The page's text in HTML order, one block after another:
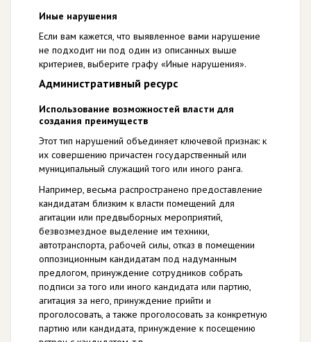
Иные нарушения
Если вам кажется, что выявленное вами нарушение
не подходит ни под один из описанных выше
критериев, выберите графу «Иные нарушения».
Административный ресурс
Использование возможностей власти для
создания преимуществ
Этот тип нарушений объединяет ключевой признак: к
их совершению причастен государственный или
муниципальный служащий того или иного ранга.
Например, весьма распространено предоставление
кандидатам близким к власти помещений для
агитации или предвыборных мероприятий,
безвозмездное выделение им техники,
автотранспорта, рабочей силы, отказ в помещении
оппозиционным кандидатам под надуманным
предлогом, принуждение сотрудников собрать
подписи за того или иного кандидата или партию,
агитация за него, принуждение прийти и
проголосовать, а также проголосовать за конкретную
партию или кандидата, принуждение к посещению